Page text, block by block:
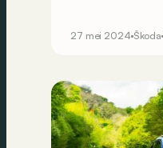
27 mei 2024 Škoda